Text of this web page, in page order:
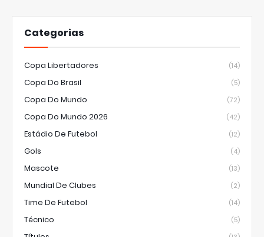
Categorias
Copa Libertadores (14)
Copa Do Brasil (5)
Copa Do Mundo (72)
Copa Do Mundo 2026 (42)
Estádio De Futebol (12)
Gols (4)
Mascote (13)
Mundial De Clubes (2)
Time De Futebol (14)
Técnico (5)